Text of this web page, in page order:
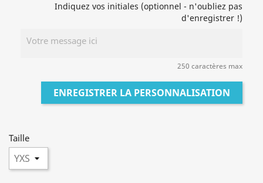
Indiquez vos initiales (optionnel - n'oubliez pas
d'enregistrer !)
250 caractères max
ENREGISTRER LA PERSONNALISATION
Taille